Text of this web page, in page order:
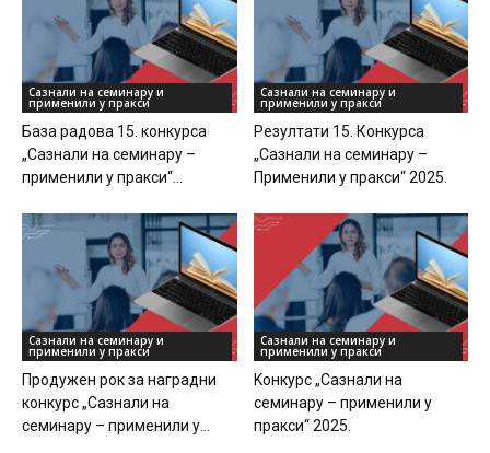
Сазнали на семинару и
применили у пракси
База радова 15. конкурса
„Сазнали на семинару –
применили у пракси“...
Сазнали на семинару и
применили у пракси
Резултати 15. Конкурса
„Сазнали на семинару –
Применили у пракси“ 2025.
Сазнали на семинару и
применили у пракси
Продужен рок за наградни
конкурс „Сазнали на
семинару – применили у...
Сазнали на семинару и
применили у пракси
Kонкурс „Сазнали на
семинару – применили у
пракси“ 2025.